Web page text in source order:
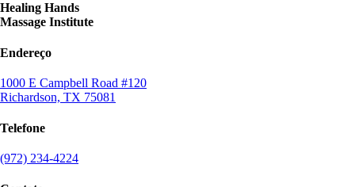
Healing Hands
Massage Institute
Endereço
1000 E Campbell Road #120
Richardson, TX 75081
Telefone
(972) 234-4224